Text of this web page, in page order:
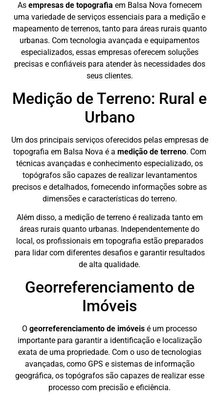
As empresas de topografia em Balsa Nova fornecem
uma variedade de serviços essenciais para a medição e
mapeamento de terrenos, tanto para áreas rurais quanto
urbanas. Com tecnologia avançada e equipamentos
especializados, essas empresas oferecem soluções
precisas e confiáveis para atender às necessidades dos
seus clientes.
Medição de Terreno: Rural e
Urbano
Um dos principais serviços oferecidos pelas empresas de
topografia em Balsa Nova é a medição de terreno. Com
técnicas avançadas e conhecimento especializado, os
topógrafos são capazes de realizar levantamentos
precisos e detalhados, fornecendo informações sobre as
dimensões e características do terreno.
Além disso, a medição de terreno é realizada tanto em
áreas rurais quanto urbanas. Independentemente do
local, os profissionais em topografia estão preparados
para lidar com diferentes desafios e garantir resultados
de alta qualidade.
Georreferenciamento de
Imóveis
O georreferenciamento de imóveis é um processo
importante para garantir a identificação e localização
exata de uma propriedade. Com o uso de tecnologias
avançadas, como GPS e sistemas de informação
geográfica, os topógrafos são capazes de realizar esse
processo com precisão e eficiência.